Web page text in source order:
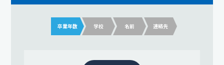
卒業年数 学校 名前 連絡先